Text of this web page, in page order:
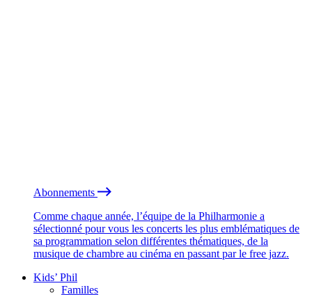
Abonnements
Comme chaque année, l’équipe de la Philharmonie a
sélectionné pour vous les concerts les plus emblématiques de
sa programmation selon différentes thématiques, de la
musique de chambre au cinéma en passant par le free jazz.
Kids’ Phil
Familles